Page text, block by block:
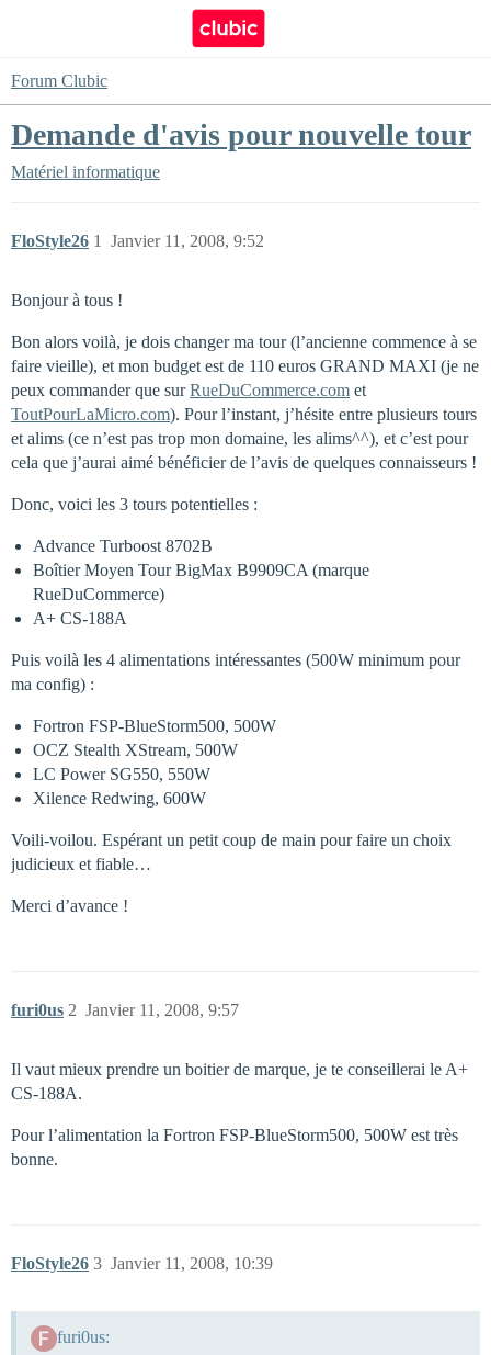
Forum Clubic
Demande d'avis pour nouvelle tour
Matériel informatique
FloStyle26 Janvier 11, 2008, 9:52
1
Bonjour à tous !
Bon alors voilà, je dois changer ma tour (l’ancienne commence à se
faire vieille), et mon budget est de 110 euros GRAND MAXI (je ne
peux commander que surRueDuCommerce.com et
ToutPourLaMicro.com). Pour l’instant, j’hésite entre plusieurs tours
et alims (ce n’est pas trop mon domaine, les alims^^), et c’est pour
cela que j’aurai aimé bénéficier de l’avis de quelques connaisseurs !
Donc, voici les 3 tours potentielles :
Advance Turboost 8702B
Boîtier Moyen Tour BigMax B9909CA (marque
RueDuCommerce)
A+ CS-188A
Puis voilà les 4 alimentations intéressantes (500W minimum pour
ma config) :
Fortron FSP-BlueStorm500, 500W
OCZ Stealth XStream, 500W
LC Power SG550, 550W
Xilence Redwing, 600W
Voili-voilou. Espérant un petit coup de main pour faire un choix
judicieux et fiable…
Merci d’avance !
furi0us Janvier 11, 2008, 9:57
2
Il vaut mieux prendre un boitier de marque, je te conseillerai le A+
CS-188A.
Pour l’alimentation la Fortron FSP-BlueStorm500, 500W est très
bonne.
FloStyle26 Janvier 11, 2008, 10:39
3
furi0us: